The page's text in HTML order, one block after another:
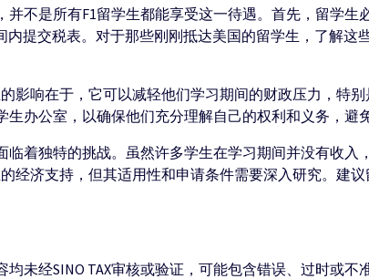
不是所有F1留学生都能享受这一待遇。首先，留学生
提交税表。对于那些刚刚抵达美国的留学生，了解这
影响在于，它可以减轻他们学习期间的财政压力，特
办公室，以确保他们充分理解自己的权利和义务，避
着独特的挑战。虽然许多学生在学习期间并没有收入
经济支持，但其适用性和申请条件需要深入研究。建
未经SINO TAX审核或验证，可能包含错误、过时或不